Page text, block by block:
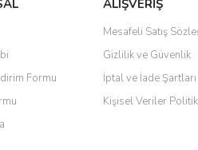
resmi kalitesiz, bozuk veya
Ürün açıklamasında eksik bilgiler bulunuyor.
bilgilerinde hatalar bulunuyor.
fiyatı diğer sitelerden daha pahalı.
Bu ürüne benzer farklı alternatifler olmalı.
Formu
ALIŞVERİŞ
Mesafeli Satış
Gizlilik ve Güvenlik
İptal ve İade Şartları
Kişisel Veriler